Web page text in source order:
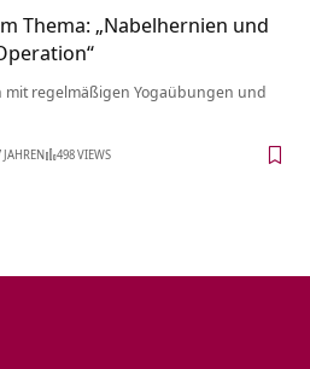
Thema: „Nabelhernien und
mit regelmäßigen Yogaübungen und
JAHREN 498 VIEWS